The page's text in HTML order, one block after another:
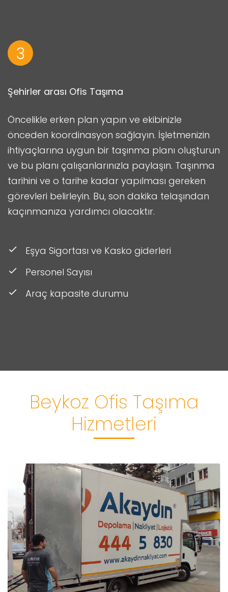
3
Şehirler arası Ofis Taşıma
Öncelikle erken plan yapın ve ekibinizle
önceden koordinasyon sağlayın. İşletmenizin
ihtiyaçlarına uygun bir taşınma planı oluşturun
ve bu planı çalışanlarınızla paylaşın. Taşınma
tarihini ve o tarihe kadar yapılması gereken
görevleri belirleyin. Bu, son dakika telaşından
kaçınmanıza yardımcı olacaktır.
Eşya Sigortası ve Kasko giderleri
Personel Sayısı
Araç kapasite durumu
Beykoz Ofis Taşıma
Hizmetleri